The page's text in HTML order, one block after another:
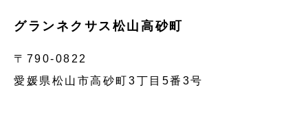
グランネクサス松山高砂町
〒790-0822
愛媛県松山市高砂町3丁目5番3号